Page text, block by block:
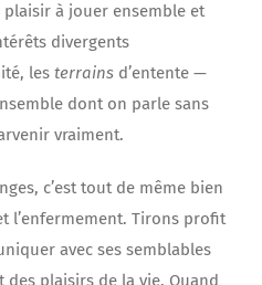
à jouer ensemble et
divergents
les terrains d’entente —
dont on parle sans
vraiment.
c’est tout de même bien
l’enfermement. Tirons profit
avec ses semblables
plaisirs de la vie. Quand